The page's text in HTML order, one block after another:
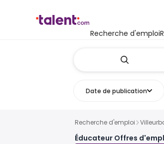
Recherche d'emploi
Date de publication
Recherche d'emploi
Éducateur Offres